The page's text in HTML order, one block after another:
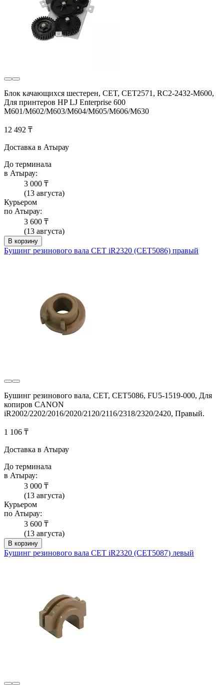
Блок качающихся шестерен, CET, CET2571, RC2-2432-M600,
Для принтеров HP LJ Enterprise 600
M601/M602/M603/M604/M605/M606/M630
12 492 ₸
Доставка в Атырау
До терминала
в Атырау:
3 000 ₸
(13 августа)
Курьером
по Атырау:
3 600 ₸
(13 августа)
В корзину
Бушинг резинового вала CET iR2320 (CET5086) правый
Бушинг резинового вала, CET, CET5086, FU5-1519-000, Для
копиров CANON
iR2002/2202/2016/2020/2120/2116/2318/2320/2420, Правый.
1 106 ₸
Доставка в Атырау
До терминала
в Атырау:
3 000 ₸
(13 августа)
Курьером
по Атырау:
3 600 ₸
(13 августа)
В корзину
Бушинг резинового вала CET iR2320 (CET5087) левый